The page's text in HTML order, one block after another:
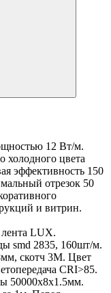
12 Вт/м.
холодного цвета
эффективность 150
отрезок 50
и витрин.
лента LUX.
smd 2835, 160шт/м.
скотч 3М. Цвет
CRI>85.
50000х8х1.5мм.